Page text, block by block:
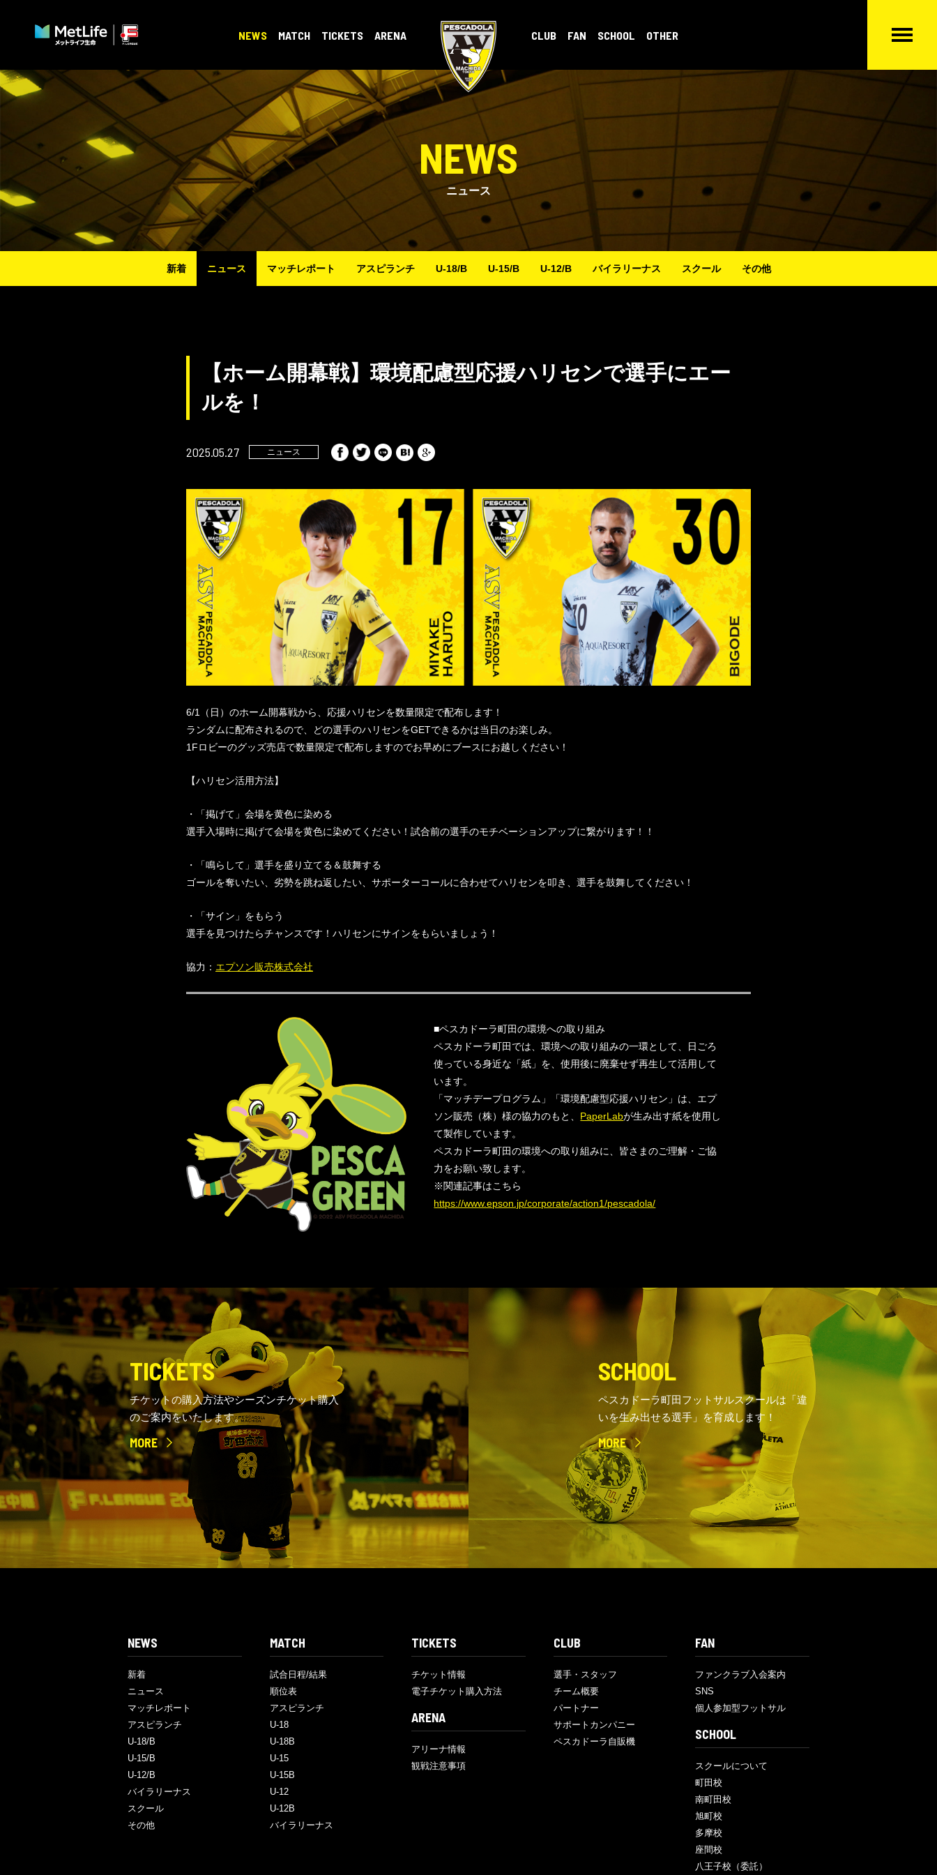
NEWS MATCH TICKETS ARENA CLUB FAN SCHOOL OTHER
NEWS
ニュース
新着 ニュース マッチレポート アスピランチ U-18/B U-15/B U-12/B バイラリーナス スクール その他
【ホーム開幕戦】環境配慮型応援ハリセンで選手にエー
ルを！
2025.05.27 ニュース
6/1（日）のホーム開幕戦から、応援ハリセンを数量限定で配布します！
ランダムに配布されるので、どの選手のハリセンをGETできるかは当日のお楽しみ。
1Fロビーのグッズ売店で数量限定で配布しますのでお早めにブースにお越しください！
【ハリセン活用方法】
・「掲げて」会場を黄色に染める
選手入場時に掲げて会場を黄色に染めてください！試合前の選手のモチベーションアップに繋がります！！
・「鳴らして」選手を盛り立てる＆鼓舞する
ゴールを奪いたい、劣勢を跳ね返したい、サポーターコールに合わせてハリセンを叩き、選手を鼓舞してください！
・「サイン」をもらう
選手を見つけたらチャンスです！ハリセンにサインをもらいましょう！
協力： エプソン販売株式会社
■ペスカドーラ町田の環境への取り組み
ペスカドーラ町田では、環境への取り組みの一環として、日ごろ
使っている身近な「紙」を、使用後に廃棄せず再生して活用して
います。
「マッチデープログラム」「環境配慮型応援ハリセン」は、エプ
ソン販売（株）様の協力のもと、 PaperLabが生み出す紙を使用し
て製作しています。
ペスカドーラ町田の環境への取り組みに、皆さまのご理解・ご協
力をお願い致します。
※関連記事はこちら
https://www.epson.jp/corporate/action1/pescadola/
TICKETS
チケットの購入方法やシーズンチケット購入
のご案内をいたします。
MORE
SCHOOL
ペスカドーラ町田フットサルスクールは「違
いを生み出せる選手」を育成します！
MORE
NEWS
新着
ニュース
マッチレポート
アスピランチ
U-18/B
U-15/B
U-12/B
バイラリーナス
スクール
その他
MATCH
試合日程/結果
順位表
アスピランチ
U-18
U-18B
U-15
U-15B
U-12
U-12B
バイラリーナス
TICKETS
チケット情報
電子チケット購入方法
ARENA
アリーナ情報
観戦注意事項
CLUB
選手・スタッフ
チーム概要
パートナー
サポートカンパニー
ペスカドーラ自販機
FAN
ファンクラブ入会案内
SNS
個人参加型フットサル
SCHOOL
スクールについて
町田校
南町田校
旭町校
多摩校
座間校
八王子校（委託）